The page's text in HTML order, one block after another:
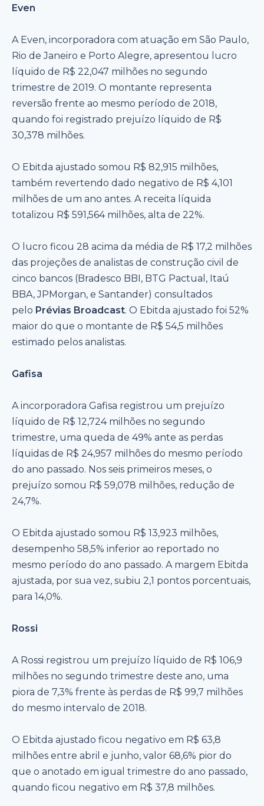
Even
A Even, incorporadora com atuação em São Paulo,
Rio de Janeiro e Porto Alegre, apresentou lucro
líquido de R$ 22,047 milhões no segundo
trimestre de 2019. O montante representa
reversão frente ao mesmo período de 2018,
quando foi registrado prejuízo líquido de R$
30,378 milhões.
O Ebitda ajustado somou R$ 82,915 milhões,
também revertendo dado negativo de R$ 4,101
milhões de um ano antes. A receita líquida
totalizou R$ 591,564 milhões, alta de 22%.
O lucro ficou 28 acima da média de R$ 17,2 milhões
das projeções de analistas de construção civil de
cinco bancos (Bradesco BBI, BTG Pactual, Itaú
BBA, JPMorgan, e Santander) consultados
pelo Prévias Broadcast. O Ebitda ajustado foi 52%
maior do que o montante de R$ 54,5 milhões
estimado pelos analistas.
Gafisa
A incorporadora Gafisa registrou um prejuízo
líquido de R$ 12,724 milhões no segundo
trimestre, uma queda de 49% ante as perdas
líquidas de R$ 24,957 milhões do mesmo período
do ano passado. Nos seis primeiros meses, o
prejuízo somou R$ 59,078 milhões, redução de
24,7%.
O Ebitda ajustado somou R$ 13,923 milhões,
desempenho 58,5% inferior ao reportado no
mesmo período do ano passado. A margem Ebitda
ajustada, por sua vez, subiu 2,1 pontos porcentuais,
para 14,0%.
Rossi
A Rossi registrou um prejuízo líquido de R$ 106,9
milhões no segundo trimestre deste ano, uma
piora de 7,3% frente às perdas de R$ 99,7 milhões
do mesmo intervalo de 2018.
O Ebitda ajustado ficou negativo em R$ 63,8
milhões entre abril e junho, valor 68,6% pior do
que o anotado em igual trimestre do ano passado,
quando ficou negativo em R$ 37,8 milhões.